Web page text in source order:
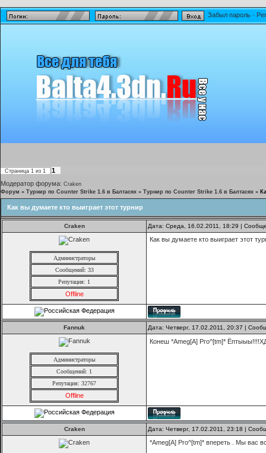
Забыл пароль ·
Страница 1 из 1
1
Модератор форума: Craken
Форум » Турнир по Counter Strike 1.6 в Балтасях » Турнир по Counter Strike 1.6 в Балтасях »
Как вы думаете кто выиграет этот турнир
Craken Дата: Среда, 16.02.2011, 18:29 |
Администраторы
Сообщений: 33
Репутация: 1
Offline
Как вы думаете кто выиграет этот
Fannuk Дата: Четверг, 17.02.2011, 20:37 |
Администраторы
Сообщений: 1
Репутация: 32767
Offline
Конеш *Ameg[A] Pro^[tm]*
Craken Дата: Четверг, 17.02.2011, 23:18 |
*Ameg[A] Pro^[tm]* впереть . Мы вас